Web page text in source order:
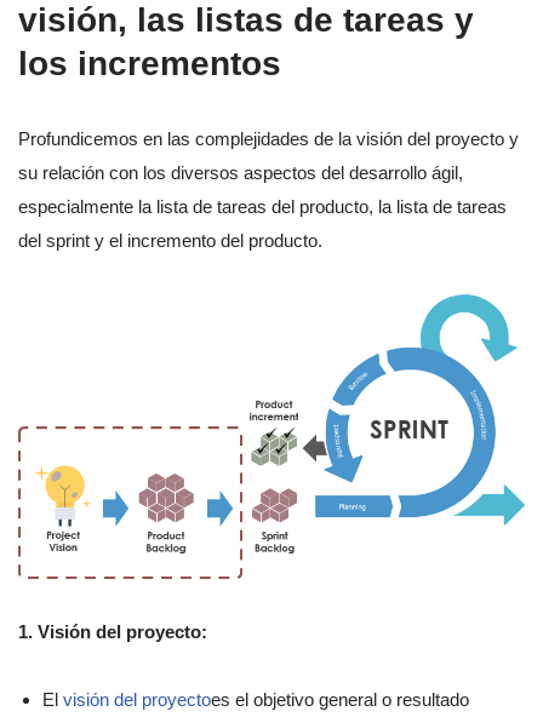
visión, las listas de tareas y
los incrementos
Profundicemos en las complejidades de la visión del proyecto y
su relación con los diversos aspectos del desarrollo ágil,
especialmente la lista de tareas del producto, la lista de tareas
del sprint y el incremento del producto.
1. Visión del proyecto:
El visión del proyectoes el objetivo general o resultado